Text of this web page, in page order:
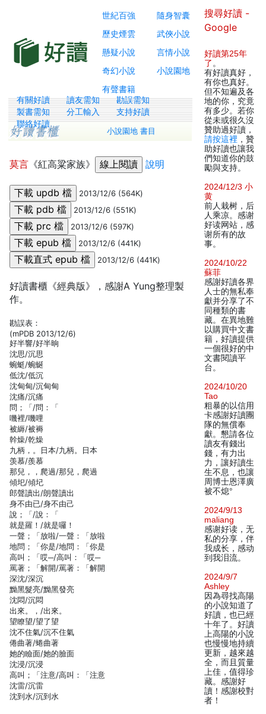
世紀百強
隨身智囊
歷史煙雲
武俠小說
懸疑小說
言情小說
奇幻小說
小說園地
有聲書籍
有關好讀 讀友需知
勘誤需知
製書需知
分工輸入
支持好讀
聯絡好讀
小說園地 書目
莫言 《紅高粱家族》 說明
2013/12/6 (564K)
2013/12/6 (551K)
2013/12/6 (597K)
2013/12/6 (441K)
2013/12/6 (441K)
好讀書櫃《經典版》，感謝A Yung整理製
作。
勘誤表：
(mPDB 2013/12/6)
好半響/好半晌
沈思/沉思
蜿蜓/蜿蜒
低沈/低沉
沈甸甸/沉甸甸
沈痛/沉痛
問；「/問：「
嘰裡/嘰哩
被縟/被褥
幹燥/乾燥
九柄，。日本/九柄。日本
羡慕/羨慕
那兒，，爬過/那兒，爬過
傾圯/傾圮
郎聲讀出/朗聲讀出
身不由已/身不由己
說；「/說：「
就是羅！/就是囉！
一聲；「放啦/一聲：「放啦
地問；「你是/地問：「你是
高叫；「哎─/高叫：「哎─
罵著；「解開/罵著：「解開
深沈/深沉
黝黑髮亮/黝黑發亮
沈悶/沉悶
出來。，/出來。
望瞭望/望了望
沈不住氣/沉不住氣
倦曲著/蜷曲著
她的瞼面/她的臉面
沈浸/沉浸
高叫；「注意/高叫：「注意
沈雷/沉雷
沈到水/沉到水
搜尋好讀 -
Google
好讀第25年
了 。
有好讀真好，
有你也真好。
但不知遍及各
地的你，究竟
有多少。若你
從未或很久沒
贊助過好讀，
請按這裡 ，贊
助好讀也讓我
們知道你的鼓
勵與支持。
2024/12/3 小
黄
前人栽树，后
人乘凉。感谢
好读网站，感
谢所有的故
事。
2024/10/22
蘇菲
感謝好讀各界
人士的無私奉
獻并分享了不
同種類的書
藏。在異地難
以購買中文書
籍，好讀提供
一個很好的中
文書閱讀平
台。
2024/10/20
Tao
粗暴的以信用
卡感謝好讀團
隊的無償奉
獻。懇請各位
讀友有錢出
錢，有力出
力，讓好讀生
生不息，也讓
周博士恩澤廣
被不熄°
2024/9/13
maliang
感谢好读，无
私的分享，伴
我成长，感动
到我泪流。
2024/9/7
Ashley
因為尋找高陽
的小說知道了
好讀，也已經
十年了。好讀
上高陽的小說
也慢慢地持續
更新，越來越
全，而且質量
上佳，值得珍
藏。感謝好
讀！感謝校對
者！